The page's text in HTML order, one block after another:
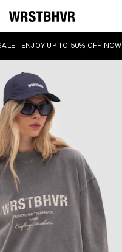
| ENJOY UP TO 50% OFF NOW